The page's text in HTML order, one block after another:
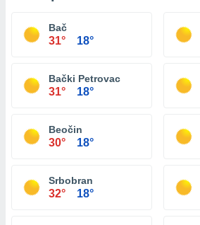
Bač
31° 18°
Bački Petrovac
31° 18°
Beočin
30° 18°
Srbobran
32° 18°